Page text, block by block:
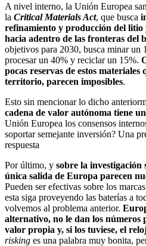
A nivel interno, la Unión Europea
la Critical Materials Act, que busca
refinamiento y producción del litio
hacia adentro de las fronteras del
objetivos para 2030, busca minar un
procesar un 40% y reciclar un 15%.
pocas reservas de estos materiales
territorio, parecen imposibles.
Esto sin mencionar lo dicho
cadena de valor autónoma tiene
Unión Europea los consensos
soportar semejante inversión? Una
respuesta
Por último, y sobre la investigación
única salida de Europa parecen
Pueden ser efectivas sobre los
esta siga proveyendo las baterías a
volvemos al problema anterior.
alternativo, no le dan los números
valor propia y, si los tuviese, el
risking es una palabra muy bonita,